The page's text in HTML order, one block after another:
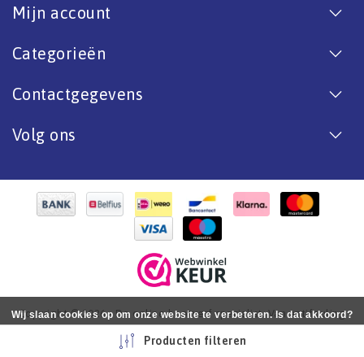
Mijn account
Categorieën
Contactgegevens
Volg ons
Copyright © 2026 - De online bootverf specialist. Van antifouling
tot aflak. - All rights reserved - RealizationInStijl Media
Producten filteren
Wij slaan cookies op om onze website te verbeteren. Is dat akkoord?
Nee Meer over cookies »